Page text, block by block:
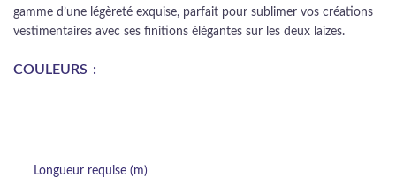
gamme d’une légèreté exquise, parfait pour sublimer vos créations
vestimentaires avec ses finitions élégantes sur les deux laizes.
COULEURS
Longueur requise (m)